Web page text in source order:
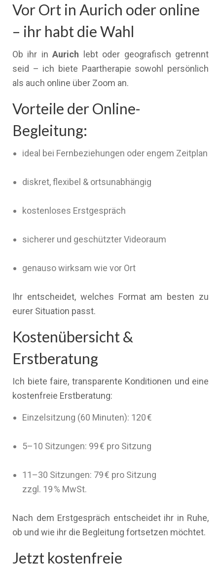
Vor Ort in Aurich oder online
– ihr habt die Wahl
Ob ihr inAurich lebt oder geografisch getrennt
seid – ich biete Paartherapie sowohl persönlich
als auch online über Zoom an.
Vorteile der Online-
Begleitung:
ideal bei Fernbeziehungen oder engem Zeitplan
diskret, flexibel & ortsunabhängig
kostenloses Erstgespräch
sicherer und geschützter Videoraum
genauso wirksam wie vor Ort
Ihr entscheidet, welches Format am besten zu
eurer Situation passt.
Kostenübersicht &
Erstberatung
Ich biete faire, transparente Konditionen und eine
kostenfreie Erstberatung:
Einzelsitzung (60 Minuten): 120 €
5–10 Sitzungen: 99 € pro Sitzung
11–30 Sitzungen: 79 € pro Sitzung
zzgl. 19 % MwSt.
Nach dem Erstgespräch entscheidet ihr in Ruhe,
ob und wie ihr die Begleitung fortsetzen möchtet.
Jetzt kostenfreie